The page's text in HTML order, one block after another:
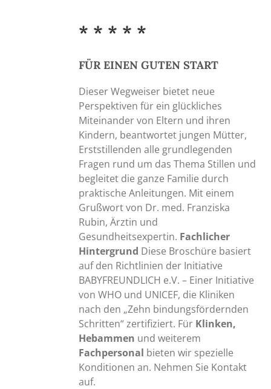
* * * * *
FÜR EINEN GUTEN START
Dieser Wegweiser bietet neue
Perspektiven für ein glückliches
Miteinander von Eltern und ihren
Kindern, beantwortet jungen Mütter,
Erststillenden alle grundlegenden
Fragen rund um das Thema Stillen und
begleitet die ganze Familie durch
praktische Anleitungen. Mit einem
Grußwort von Dr. med. Franziska
Rubin, Ärztin und
Gesundheitsexpertin. Fachlicher
Hintergrund Diese Broschüre basiert
auf den Richtlinien der Initiative
BABYFREUNDLICH e.V. – Einer Initiative
von WHO und UNICEF, die Kliniken
nach den „Zehn bindungsfördernden
Schritten“ zertifiziert. Für Klinken,
Hebammen und weiterem
Fachpersonal bieten wir spezielle
Konditionen an. Nehmen Sie Kontakt
auf.